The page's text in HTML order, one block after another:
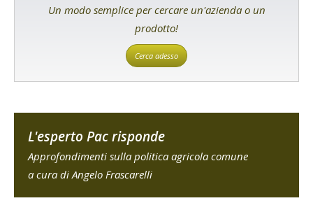
Un modo semplice per cercare un'azienda o un
prodotto!
Cerca adesso
L'esperto Pac risponde
Approfondimenti sulla politica agricola comune
a cura di Angelo Frascarelli